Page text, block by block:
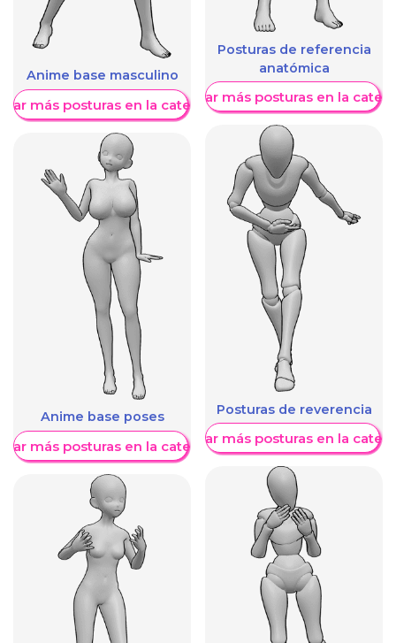
Anime base masculino
más posturas en la categoría
Anime base poses
más posturas en la categoría
Posturas de referencia
anatómica
Mostrar más posturas en la
Posturas de reverencia
Mostrar más posturas en la